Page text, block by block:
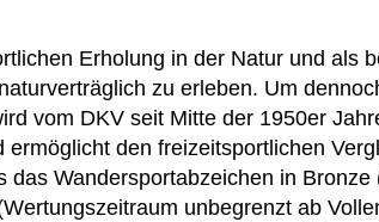
Erholung in der Natur und als
zu erleben. Um
vom DKV seit Mitte der 1950er
den freizeitsportlichen
Wandersportabzeichen in
unbegrenzt ab